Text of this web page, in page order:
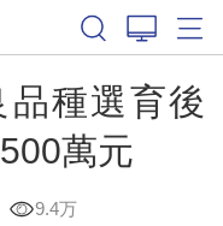
種選育後
萬元
9.4万